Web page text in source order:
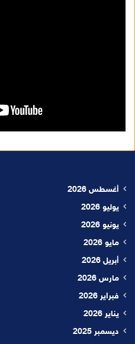
أغسطس 2026
يوليو 2026
يونيو 2026
مايو 2026
أبريل 2026
مارس 2026
فبراير 2026
يناير 2026
ديسمبر 2025